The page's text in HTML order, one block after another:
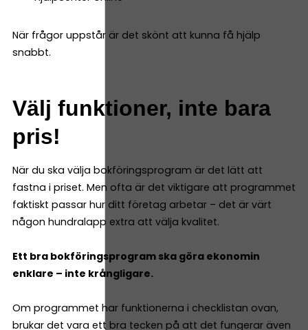
När frågor uppstår är det skönt att kunna få hjälp
snabbt.
Välj funktioner, inte bara
pris!
När du ska välja bokföringsprogram är det lätt att
fastna i priset. Men ofta är det viktigare att programmet
faktiskt passar hur ditt företag arbetar – det är värt
någon hundralapp extra att välja kvalitet.
Ett bra bokföringsprogram ska göra ekonomin
enklare – inte krångligare.
Om programmet har funktionerna i checklistan ovan,
brukar det vara ett bra tecken på att det fungerar även